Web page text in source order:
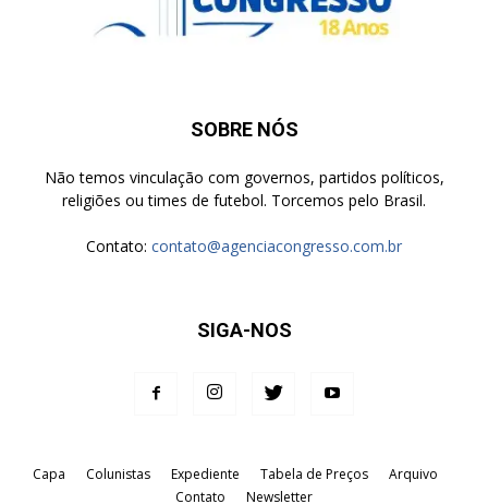
SOBRE NÓS
Não temos vinculação com governos, partidos políticos,
religiões ou times de futebol. Torcemos pelo Brasil.
Contato: contato@agenciacongresso.com.br
SIGA-NOS
Capa Colunistas Expediente Tabela de Preços
Arquivo
Contato
Newsletter